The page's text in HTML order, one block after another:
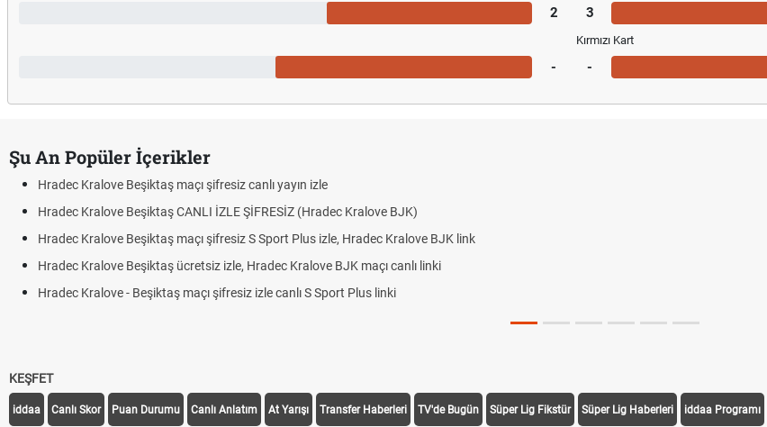
2 3
Kırmızı Kart
- -
Şu An Popüler İçerikler
Hradec Kralove - Beşiktaş maçı şifresiz izle canlı tv100 linki
Hradec Kralove Beşiktaş maçı şifresiz tv100 izle, Hradec Kralove BJK link
Trivela Nedir? Trivela Vuruşu Nasıl Yapılır?
Röveşata Nedir? Röveşata Vuruşu Nasıl Yapılır?
Plonjon Nedir? Kalecilikte Plonjon Hareketi Nasıl Yapılır?
KEŞFET
iddaa Canlı Skor Puan Durumu Canlı Anlatım At Yarışı Transfer Haberleri TV'de Bugün Süper Lig Fikstür Süper Lig Haberleri iddaa Programı